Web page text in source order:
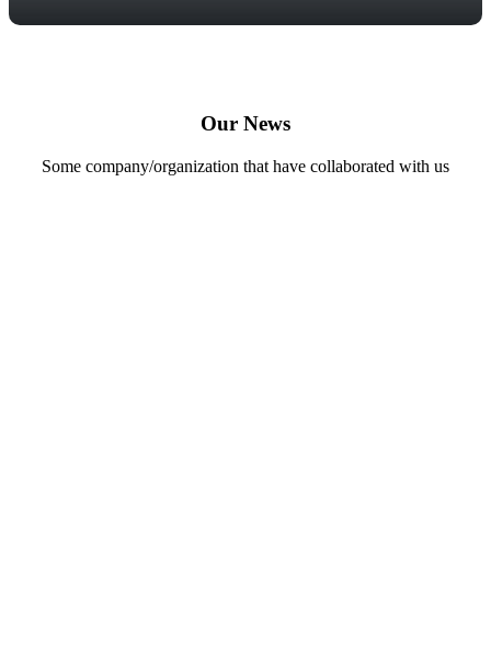
Our News
Some company/organization that have collaborated with us